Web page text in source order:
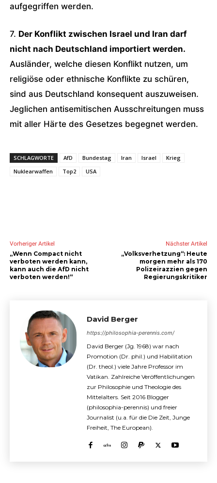
aufgegriffen werden.
7. Der Konflikt zwischen Israel und Iran darf
nicht nach Deutschland importiert werden.
Ausländer, welche diesen Konflikt nutzen, um
religiöse oder ethnische Konflikte zu schüren,
sind aus Deutschland konsequent auszuweisen.
Jeglichen antisemitischen Ausschreitungen muss
mit aller Härte des Gesetzes begegnet werden.
SCHLAGWORTE AfD Bundestag Iran Israel
Krieg
Nuklearwaffen
Top2 USA
Vorheriger Artikel
„Wenn Compact nicht
verboten werden kann,
kann auch die AfD nicht
verboten werden!“
Nächster Artikel
„Volksverhetzung“: Heute
morgen mehr als 170
Polizeirazzien gegen
Regierungskritiker
David Berger
https://philosophia-perennis.com/
David Berger (Jg. 1968) war nach
Promotion (Dr. phil.) und Habilitation
(Dr. theol.) viele Jahre Professor im
Vatikan. Zahlreiche Veröffentlichungen
zur Philosophie und Theologie des
Mittelalters. Seit 2016 Blogger
(philosophia-perennis) und freier
Journalist (u.a. für die Die Zeit, Junge
Freiheit, The European).